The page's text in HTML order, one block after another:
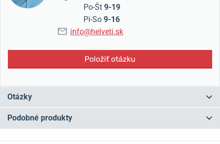
Po-Št 9-19
Pi-So 9-16
info@helveti.sk
Položiť otázku
Otázky
Máte otázku? Zanechajte nám komentár
Podobné produkty